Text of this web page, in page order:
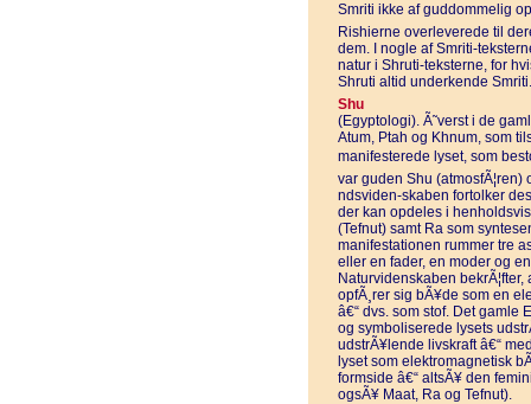
Smriti ikke af guddommelig
Rishierne overleverede til
dem. I nogle af Smriti-
natur i Shruti-teksterne, for
Shruti altid underkende
Shu
(Egyptologi). Ã˜verst i de
Atum, Ptah og Khnum, som
manifesterede lyset, som
var guden Shu
ndsviden-skaben fortolker
der kan opdeles i
(Tefnut) samt Ra som
manifestationen rummer tre
eller en fader, en moder og
Naturvidenskaben
opfÃ¸rer sig bÃ¥de som en
â€“ dvs. som stof. Det gamle
og symboliserede lysets
udstrÃ¥lende livskraft â€“
lyset som elektromagnetisk
formside â€“ altsÃ¥ den
ogsÃ¥ Maat, Ra og Tefnut).